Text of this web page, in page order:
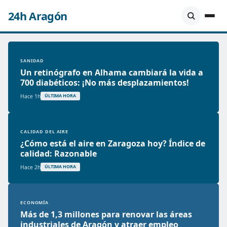
24h Aragón
SANIDAD
Un retinógrafo en Alhama cambiará la vida a
700 diabéticos: ¡No más desplazamientos!
Hace 1h ÚLTIMA HORA
CALIDAD DEL AIRE
¿Cómo está el aire en Zaragoza hoy? Índice de
calidad: Razonable
Hace 2h ÚLTIMA HORA
ECONOMÍA
Más de 1,3 millones para renovar las áreas
industriales de Aragón y atraer empleo